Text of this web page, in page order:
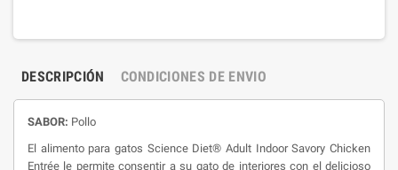
DESCRIPCIÓN CONDICIONES DE ENVIO
SABOR: Pollo
El alimento para gatos Science Diet® Adult Indoor Savory Chicken
Entrée le permite consentir a su gato de interiores con el delicioso